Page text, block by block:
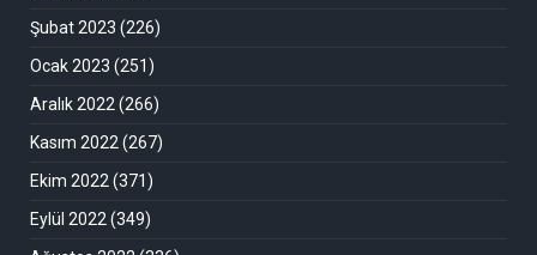
Şubat 2023 (226)
Ocak 2023 (251)
Aralık 2022 (266)
Kasım 2022 (267)
Ekim 2022 (371)
Eylül 2022 (349)